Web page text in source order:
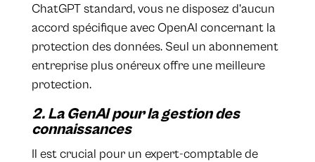
ChatGPT standard, vous ne disposez d’aucun
accord spécifique avec OpenAI concernant la
protection des données. Seul un abonnement
entreprise plus onéreux offre une meilleure
protection.
2. La GenAI pour la gestion des
connaissances
Il est crucial pour un expert-comptable de